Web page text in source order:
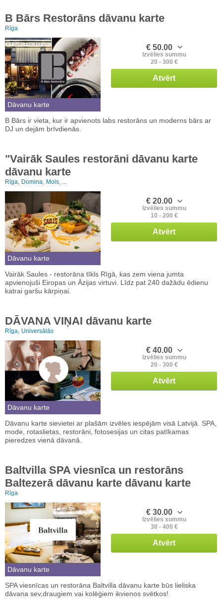
B Bārs Restorāns dāvanu karte
Rīga
Dāvanu karte
€ 50.00
Izvēlies summu
20 - 300 €
Atvērt
B Bārs ir vieta, kur ir apvienots labs restorāns un moderns bārs ar
DJ un dejām brīvdienās.
"Vairāk Saules restorāni dāvanu karte
dāvanu karte
Rīga, Domina, Mols, ...
Dāvanu karte
€ 20.00
Izvēlies summu
10 - 200 €
Atvērt
Vairāk Saules - restorāna tīkls Rīgā, kas zem viena jumta
apvienojuši Eiropas un Āzijas virtuvi. Līdz pat 240 dažādu ēdienu
katrai garšu kārpiņai.
DĀVANA VIŅAI dāvanu karte
Rīga, Universālās
Dāvanu karte
€ 40.00
Izvēlies summu
20 - 300 €
Atvērt
Dāvanu karte sievietei ar plašām izvēles iespējām visā Latvijā. SPA,
mode, rotaslietas, restorāni, fotosesijas un citas patīkamas
pieredzes vienā dāvanā.
Baltvilla SPA viesnīca un restorāns
Baltezerā dāvanu karte dāvanu karte
Rīga
Dāvanu karte
€ 30.00
Izvēlies summu
30 - 400 €
Atvērt
SPA viesnīcas un restorāna Baltvilla dāvanu karte būs lieliska
dāvana sev,draugiem vai kolēģiem ikvienos svētkos!